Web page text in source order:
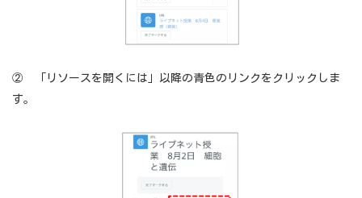
② 「リソースを開くには」以降の青色のリンクをクリックしま
す。